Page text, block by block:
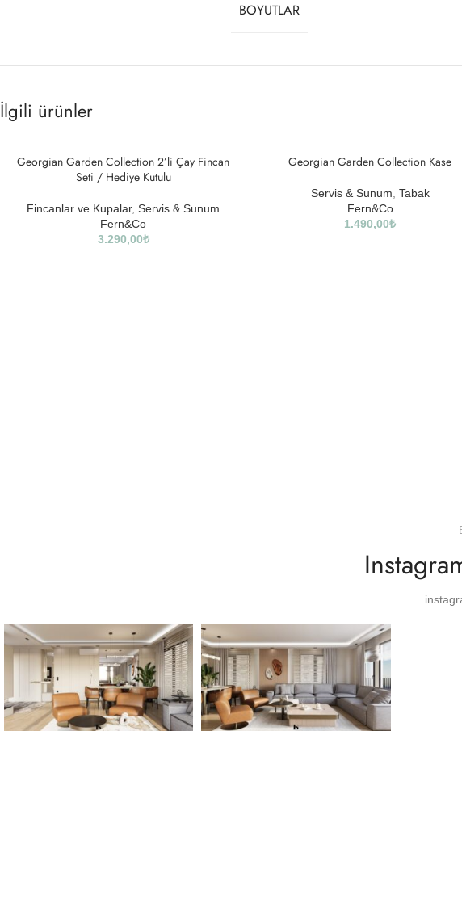
BOYUTLAR
İlgili ürünler
SOLD
OUT
Georgian Garden Collection 2’li Çay Fincan
Seti / Hediye Kutulu
Fincanlar ve Kupalar, Servis & Sunum
Fern&Co
3.290,00₺
Georgian Garden Collection Kase
Servis & Sunum Tabak
Fern&Co
1.490,00₺